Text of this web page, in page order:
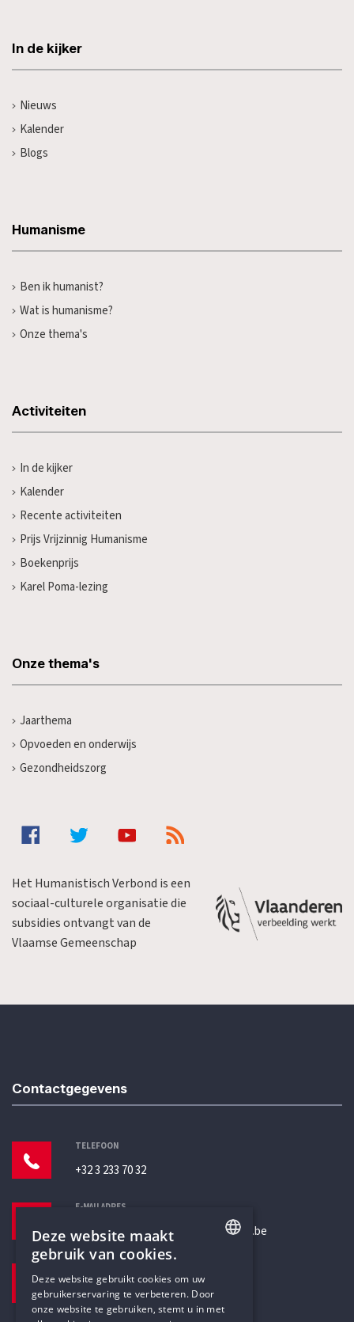
In de kijker
Nieuws
Kalender
Blogs
Humanisme
Ben ik humanist?
Wat is humanisme?
Onze thema's
Activiteiten
In de kijker
Kalender
Recente activiteiten
Prijs Vrijzinnig Humanisme
Boekenprijs
Karel Poma-lezing
Onze thema's
Jaarthema
Opvoeden en onderwijs
Gezondheidszorg
Het Humanistisch Verbond is een
sociaal-culturele organisatie die
subsidies ontvangt van de
Vlaamse Gemeenschap
Contactgegevens
TELEFOON
+32 3 233 70 32
E-MAILADRES
secretariaat@humanistischverbond.be
Pottenbrug 4
Antwerpen, 2000
DUTCH
Deze website maakt
gebruik van cookies.
Deze website gebruikt cookies om uw
gebruikerservaring te verbeteren. Door
onze website te gebruiken, stemt u in met